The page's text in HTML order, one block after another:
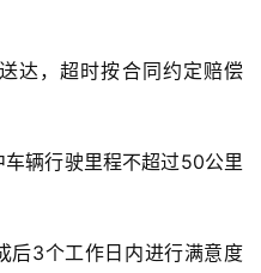
达，超时按合同约定赔偿
辆行驶里程不超过50公里
后3个工作日内进行满意度